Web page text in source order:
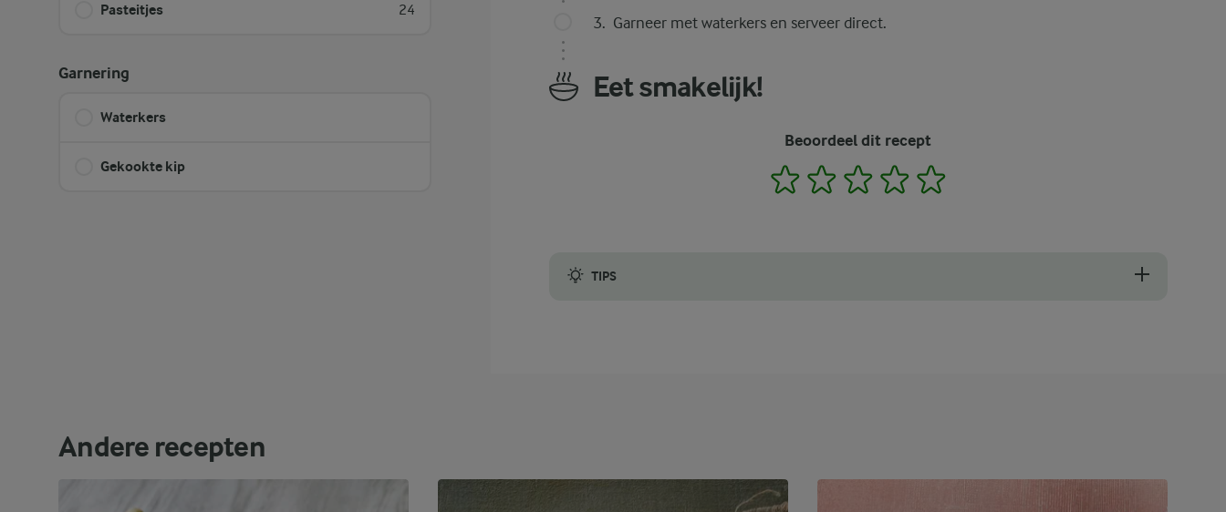
Pasteitjes 24
Garnering
Waterkers
Gekookte kip
Garneer met waterkers en serveer direct.
Eet smakelijk!
Beoordeel dit recept
1 2 3 4
TIPS
Andere recepten